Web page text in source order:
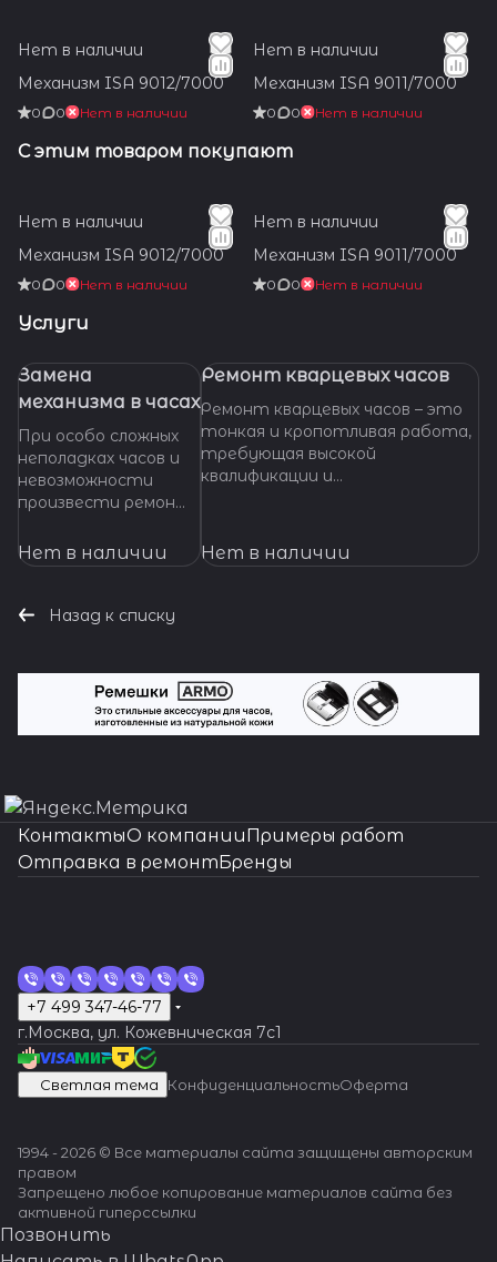
Нет в наличии
Механизм ISA 9012/7000
0 0 Нет в наличии
Нет в наличии
Механизм ISA 9011/7000
0 0 Нет в наличии
С этим товаром покупают
Нет в наличии
Механизм ISA 9012/7000
0 0 Нет в наличии
Нет в наличии
Механизм ISA 9011/7000
0 0 Нет в наличии
Услуги
Замена
механизма в часах
При особо сложных
неполадках часов и
невозможности
произвести ремонт
деталей,
требуется замена
готовы оказать
ситуациях.
Нет в наличии
Ремонт кварцевых часов
Ремонт кварцевых часов – это
тонкая и кропотливая работа,
требующая высокой
квалификации и
кварцевые часы нуждаются в
ремонте, важно доверить их
решение.
Нет в наличии
Назад к списку
КонтактыО компанииПримеры работ
Отправка в ремонтБренды
+7 499 347-46-77
г.Москва, ул. Кожевническая 7c1
Светлая тема КонфиденциальностьОферта
1994 - 2026 © Все материалы сайта защищены авторским
правом
Запрещено любое копирование материалов сайта без
активной гиперссылки
Позвонить